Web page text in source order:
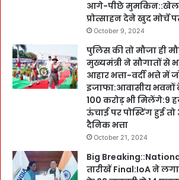
आगे-पीछे मुमकिन::खेल-
प्रोत्साहन देने खुद मोर्चे
October 9, 2024
पुलिस की तो मौजा ही
मुख्यमंत्री ने सौगातों से
आहार भत्ता-वर्दी भत्ते में
इजाफा:आवासीय भवनों
100 करोड़ भी मिलेंगे:9
ऊंचाई पर पोस्टिंग हुई
दैनिक भत्ता
October 21, 2024
Big
तारीखें Final:IoA ने